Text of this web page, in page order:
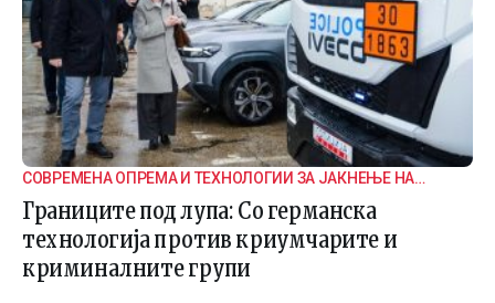
СОВРЕМЕНА ОПРЕМА И ТЕХНОЛОГИИ ЗА ЈАКНЕЊЕ НА
ГРАНИЧНАТА БЕЗБЕДНОСТ
Границите под лупа: Со германска
технологија против криумчарите и
криминалните групи